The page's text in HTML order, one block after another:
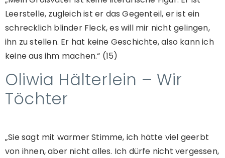
Leerstelle, zugleich ist er das Gegenteil, er ist ein
schrecklich blinder Fleck, es will mir nicht gelingen,
ihn zu stellen. Er hat keine Geschichte, also kann ich
keine aus ihm machen.“ (15)
Oliwia Hälterlein – Wir
Töchter
„Sie sagt mit warmer Stimme, ich hätte viel geerbt
von ihnen, aber nicht alles. Ich dürfe nicht vergessen,